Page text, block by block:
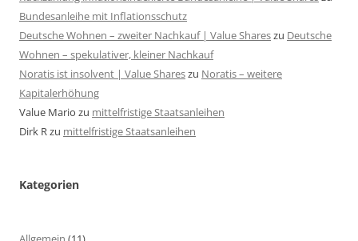
Bundesanleihe mit Inflationsschutz
Deutsche Wohnen – zweiter Nachkauf | Value Shareszu Deutsche
Wohnen – spekulativer, kleiner Nachkauf
Noratis ist insolvent | Value Shareszu Noratis – weitere
Kapitalerhöhung
Value Mario zu mittelfristige Staatsanleihen
Dirk Rzu mittelfristige Staatsanleihen
Kategorien